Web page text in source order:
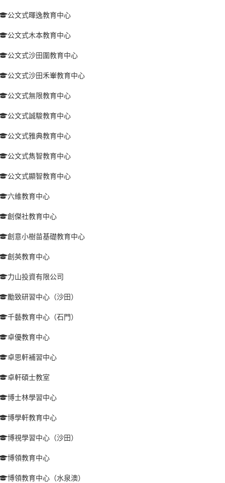
公文式暉逸教育中心
公文式木本教育中心
公文式沙田圍教育中心
公文式沙田禾輋教育中心
公文式無限教育中心
公文式誠駿教育中心
公文式雅典教育中心
公文式雋智教育中心
公文式顯智教育中心
六維教育中心
創傑社教育中心
創意小樹苗基礎教育中心
創英教育中心
力山投資有限公司
勵致研習中心（沙田）
千藝教育中心（石門）
卓優教育中心
卓思軒補習中心
卓軒碩士教室
博士林學習中心
博學軒教育中心
博視學習中心（沙田）
博領教育中心
博領教育中心（水泉澳）